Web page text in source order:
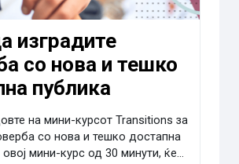
изградите
со нова и тешко
публика
на мини-курсот Transitions за
со нова и тешко достапна
мини-курс од 30 минути, ќе